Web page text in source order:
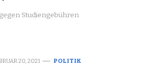
Studiengebühren
20, 2021 POLITIK